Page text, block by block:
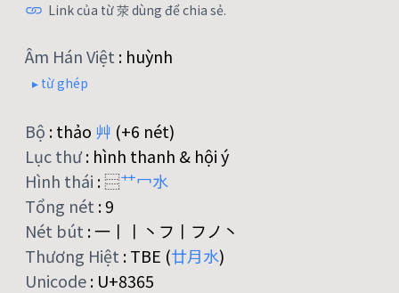
Link của từ 荥 dùng để chia sẻ.
Âm Hán Việt : huỳnh
▸ từ ghép
Bộ :thảo 艸 (+6 nét)
Lục thư: hình thanh & hội ý
Hình thái :⿳艹冖水
Tổng nét :9
Nét bút :一丨丨丶フ丨フノ丶
Thương Hiệt :TBE (廿月水)
Unicode: U+8365